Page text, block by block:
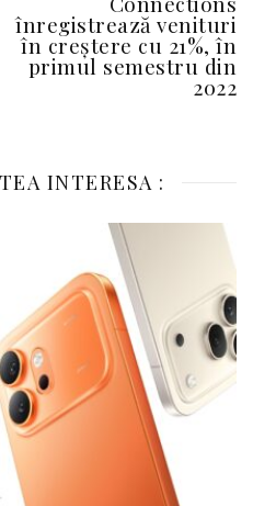
înregistrează venituri
în creștere cu 21%, în
primul semestru din
2022
INTERESA :